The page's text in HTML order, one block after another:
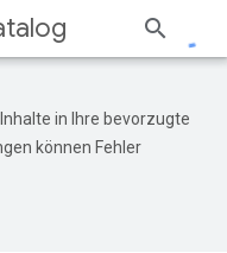
in Ihre bevorzugte
können Fehler